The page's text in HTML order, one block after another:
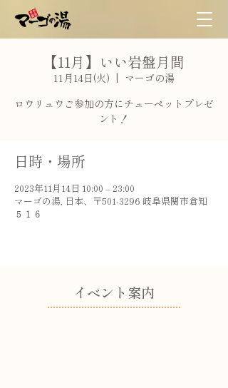
【11月】いい岩盤月間
11月14日(火)
  |
マーゴの湯
ロウリュウご参加の方にチューペットプレゼ
ント！
日時・場所
2023年11月14日 10:00 – 23:00
マーゴの湯, 日本、〒501-3296 岐阜県関市倉知
５１６
​イベント案内